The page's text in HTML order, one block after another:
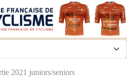
2021 juniors/seniors